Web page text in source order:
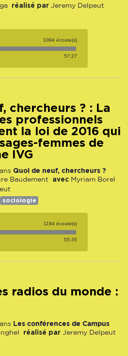
réalisé par Jeremy Delpeut
1094 écoute(s)
57:27
professionnels
la loi de 2016 qui
femmes de
IVG
Quoi de neuf, chercheurs ?
Baudement avec Myriam Borel
sociologie
1194 écoute(s)
55:35
Les conférences de Campus
réalisé par Jeremy Delpeut